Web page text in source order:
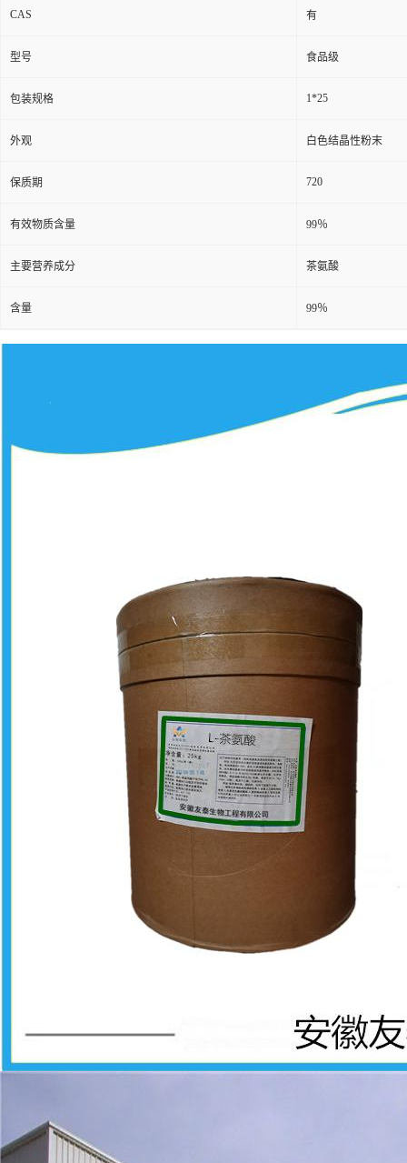
CAS 有
型号 食品级
包装规格 1*25
外观 白色结晶性粉末
保质期 720
有效物质含量 99％
主要营养成分 茶氨酸
含量 99％